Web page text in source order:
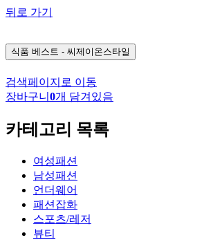
뒤로 가기
식품 베스트 - 씨제이온스타일
검색페이지로 이동
장바구니 0개 담겨있음
카테고리 목록
여성패션
남성패션
언더웨어
패션잡화
스포츠/레저
뷰티